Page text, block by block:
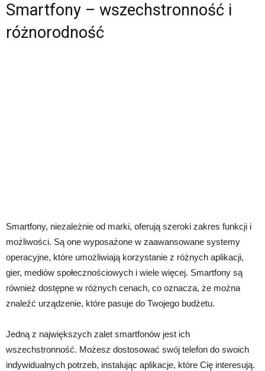
Smartfony – wszechstronność i
różnorodność
Smartfony, niezależnie od marki, oferują szeroki zakres funkcji i
możliwości. Są one wyposażone w zaawansowane systemy
operacyjne, które umożliwiają korzystanie z różnych aplikacji,
gier, mediów społecznościowych i wiele więcej. Smartfony są
również dostępne w różnych cenach, co oznacza, że można
znaleźć urządzenie, które pasuje do Twojego budżetu.
Jedną z największych zalet smartfonów jest ich
wszechstronność. Możesz dostosować swój telefon do swoich
indywidualnych potrzeb, instalując aplikacje, które Cię interesują.